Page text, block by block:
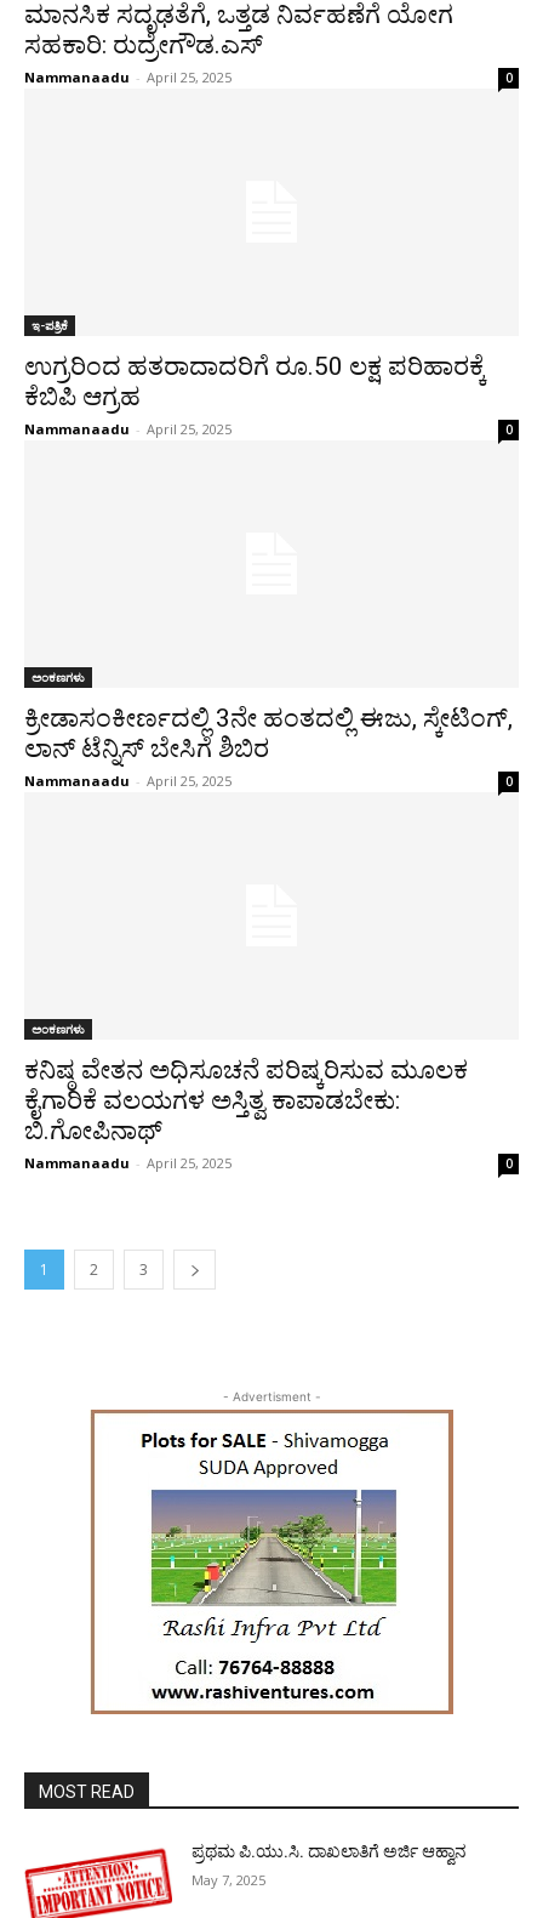
ಮಾನಸಿಕ ಸದೃಢತೆಗೆ, ಒತ್ತಡ ನಿರ್ವಹಣೆಗೆ ಯೋಗ
ಸಹಕಾರಿ: ರುದ್ರೇಗೌಡ.ಎಸ್
Nammanaadu - April 25, 2025 0
ಇ-ಪತ್ರಿಕೆ
ಉಗ್ರರಿಂದ ಹತರಾದಾದರಿಗೆ ರೂ.50 ಲಕ್ಷ ಪರಿಹಾರಕ್ಕೆ
ಕೆಬಿಪಿ ಆಗ್ರಹ
Nammanaadu - April 25, 2025 0
ಅಂಕಣಗಳು
ಕ್ರೀಡಾಸಂಕೀರ್ಣದಲ್ಲಿ 3ನೇ ಹಂತದಲ್ಲಿ ಈಜು, ಸ್ಕೇಟಿಂಗ್,
ಲಾನ್ ಟೆನ್ನಿಸ್ ಬೇಸಿಗೆ ಶಿಬಿರ
Nammanaadu - April 25, 2025 0
ಅಂಕಣಗಳು
ಕನಿಷ್ಠ ವೇತನ ಅಧಿಸೂಚನೆ ಪರಿಷ್ಕರಿಸುವ ಮೂಲಕ
ಕೈಗಾರಿಕೆ ವಲಯಗಳ ಅಸ್ತಿತ್ವ ಕಾಪಾಡಬೇಕು:
ಬಿ.ಗೋಪಿನಾಥ್
Nammanaadu - April 25, 2025 0
1 2 3
- Advertisment -
MOST READ
ಪ್ರಥಮ ಪಿ.ಯು.ಸಿ. ದಾಖಲಾತಿಗೆ ಅರ್ಜಿ ಆಹ್ವಾನ
May 7, 2025